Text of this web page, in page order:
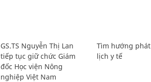
GS.TS Nguyễn Thị Lan
tiếp tục giữ chức Giám
đốc Học viện Nông
nghiệp Việt Nam
Tìm hướng
lịch y tế